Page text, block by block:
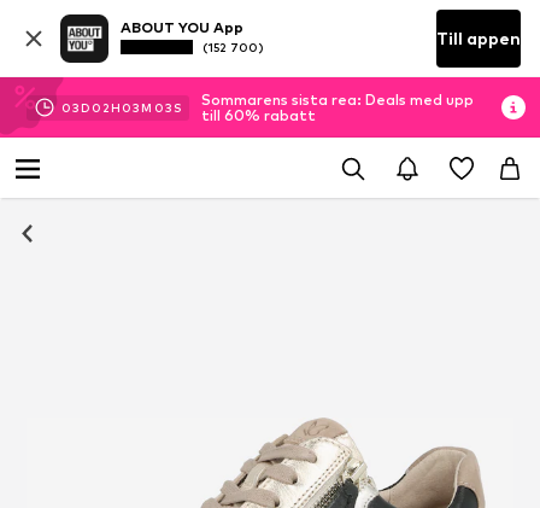
ABOUT YOU App
(152 700) Till appen
03D 02H 03M 02 S
Sommarens sista rea: Deals med upp
till 60% rabatt